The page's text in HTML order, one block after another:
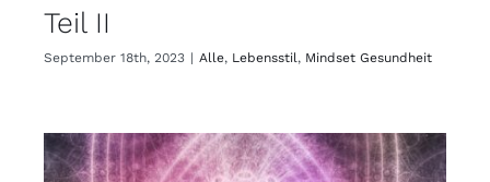
Teil II
September 18th, 2023 | Alle, Lebensstil , Mindset Gesundheit